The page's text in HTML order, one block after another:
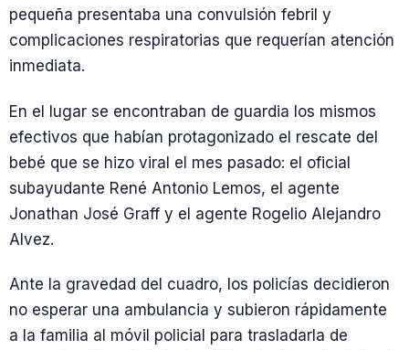
pequeña presentaba una convulsión febril y
complicaciones respiratorias que requerían atención
inmediata.
En el lugar se encontraban de guardia los mismos
efectivos que habían protagonizado el rescate del
bebé que se hizo viral el mes pasado: el oficial
subayudante René Antonio Lemos, el agente
Jonathan José Graff y el agente Rogelio Alejandro
Alvez.
Ante la gravedad del cuadro, los policías decidieron
no esperar una ambulancia y subieron rápidamente
a la familia al móvil policial para trasladarla de